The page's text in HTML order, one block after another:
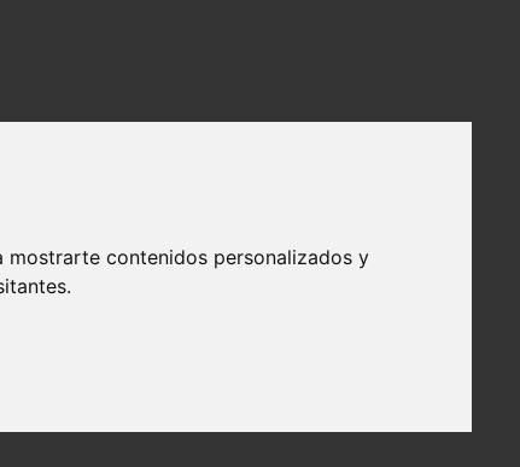
mostrarte contenidos personalizados y
y fácil cuidado. Sin embargo, muchos aficionados a la